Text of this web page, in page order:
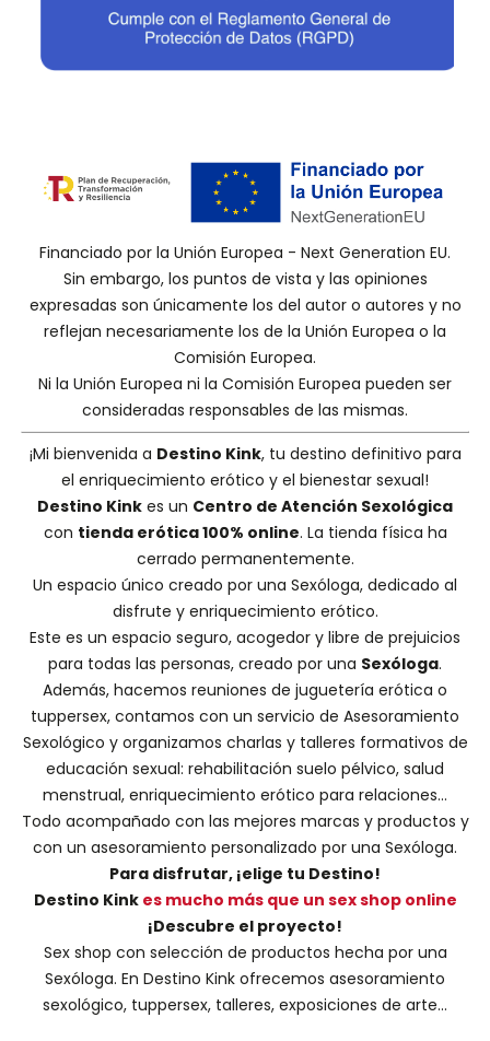
Financiado por la Unión Europea - Next Generation EU.
Sin embargo, los puntos de vista y las opiniones
expresadas son únicamente los del autor o autores y no
reflejan necesariamente los de la Unión Europea o la
Comisión Europea.
Ni la Unión Europea ni la Comisión Europea pueden ser
consideradas responsables de las mismas.
¡Mi bienvenida a Destino Kink, tu destino definitivo para
el enriquecimiento erótico y el bienestar sexual!
Destino Kink es un Centro de Atención Sexológica
con tienda erótica 100% online. La tienda física ha
cerrado permanentemente.
Un espacio único creado por una Sexóloga, dedicado al
disfrute y enriquecimiento erótico.
Este es un espacio seguro, acogedor y libre de prejuicios
para todas las personas, creado por una Sexóloga.
Además, hacemos reuniones de juguetería erótica o
tuppersex, contamos con un servicio de Asesoramiento
Sexológico y organizamos charlas y talleres formativos de
educación sexual: rehabilitación suelo pélvico, salud
menstrual, enriquecimiento erótico para relaciones...
Todo acompañado con las mejores marcas y productos y
con un asesoramiento personalizado por una Sexóloga.
Para disfrutar, ¡elige tu Destino!
Destino Kink es mucho más que un sex shop online
¡Descubre el proyecto!
Sex shop con selección de productos hecha por una
Sexóloga. En Destino Kink ofrecemos asesoramiento
sexológico, tuppersex, talleres, exposiciones de arte...